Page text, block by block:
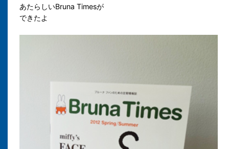
あたらしいBruna Timesが
できたよ